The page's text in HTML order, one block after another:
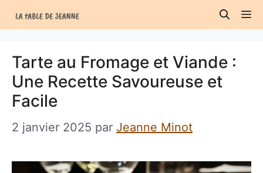
au
Tarte au Fromage et Viande :
Une Recette Savoureuse et
Facile
2 janvier 2025 par Jeanne Minot